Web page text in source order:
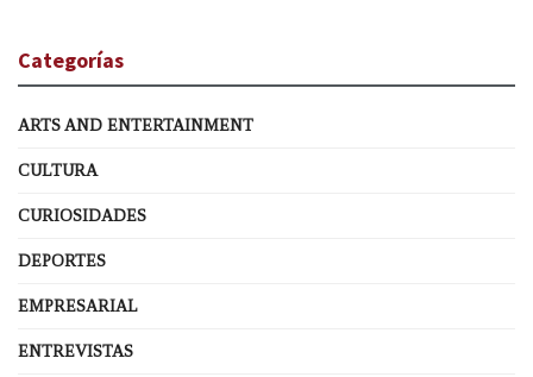
Categorías
ARTS AND ENTERTAINMENT
CULTURA
CURIOSIDADES
DEPORTES
EMPRESARIAL
ENTREVISTAS